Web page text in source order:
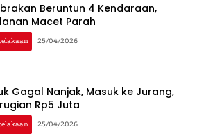
Beruntun 4 Kendaraan,
Macet Parah
25/04/2026
Gagal Nanjak, Masuk ke Jurang,
Rp5 Juta
25/04/2026